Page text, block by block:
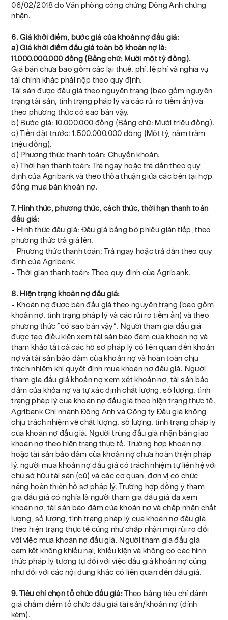
06/02/2018 do Văn phòng công chứng Đông Anh chứng
nhận.
6. Giá khởi điểm, bước giá của khoản nợ đấu giá:
a) Giá khởi điểm đấu giá toàn bộ khoản nợ là:
11.000.000.000 đồng (Bằng chữ: Mười một tỷ đồng).
Giá bán chưa bao gồm các lại thuế, phí, lệ phí và nghĩa vụ
tài chính khác phải nộp theo quy định.
Tài sản được đấu giá theo nguyên trạng (bao gồm nguyên
trạng tài sản, tình trạng pháp lý và các rủi ro tiềm ẩn) và
theo phương thức có sao bán vậy.
b) Bước giá: 10.000.000 đồng (Bằng chữ: Mười triệu đồng).
c) Tiền đặt trước: 1.500.000.000 đồng (Một tỷ, năm trăm
triệu đồng).
d) Phương thức thanh toán: Chuyển khoản.
e) Thời hạn thanh toán: Trả ngay hoặc trả dần theo quy
định của Agribank và theo thỏa thuận giữa các bên tại hợp
đồng mua bán khoản nợ.
7. Hình thức, phương thức, cách thức, thời hạn thanh toán
đấu giá:
- Hình thức đấu giá: Đấu giá bằng bỏ phiếu gián tiếp, theo
phương thức trả giá lên.
- Phương thức thanh toán: Trả ngay hoặc trả dần theo quy
định của Agribank.
- Thời gian thanh toán: Theo quy định của Agribank.
8. Hiện trạng khoản nợ đấu giá:
- Khoản nợ được bán đấu giá theo nguyên trạng (bao gồm
khoản nợ, tình trạng pháp lý và các rủi ro tiềm ẩn) và theo
phương thức “có sao bán vậy”. Người tham gia đấu giá
được tạo điều kiện xem tài sản bảo đảm của khoản nợ và
tham khảo tất cả các hồ sơ pháp lý có liên quan đến khoản
nợ và tài sản bảo đảm của khoản nợ và hoàn toàn chịu
trách nhiệm khi quyết định mua khoản nợ đấu giá. Người
tham gia đấu giá khoản nợ xem xét khoản nợ, tài sản bảo
đảm của khỏa nợ và tự xác định chất lượng, số lượng, tình
trạng pháp lý của khoản nợ đấu giá theo hiện trạng thực tế.
Agribank Chi nhánh Đông Anh và Công ty Đấu giá không
chịu trách nhiệm về chất lượng, số lượng, tình trạng pháp lý
của khoản nợ đấu giá. Người trúng đấu giá nhận bàn giao
khoản nợ theo hiện trạng thực tế. Trường hợp khoản nợ
hoặc tài sản bảo đảm của khoản nợ chưa hoàn thiện pháp
lý, người mua khoản nợ đấu giá có trách nhiệm tự liên hệ với
chủ sở hữu tài sản (cũ) và các cơ quan, đơn vị có chức
năng hoàn thiện hồ sơ pháp lý. Trường hợp đồng ý tham
gia đấu giá có nghĩa là người tham gia đấu giá đã xem
khoản nợ, tài sản bảo đảm của khoản nợ và chấp nhận chất
lượng, số lượng, tình trạng pháp lý của khoản nợ đấu giá
theo hiện trạng thực tế cũng như chấp nhận mọi rủi ro đối
với việc mua khoản nợ đấu giá. Người tham gia đấu giá
cam kết không khiếu nại, khiếu kiện và không có các hình
thức pháp lý tương tự đối với việc đấu giá khoản nợ cũng
như đối với các nội dung khác có liên quan đến đấu giá.
9. Tiêu chí chọn tổ chức đấu giá:Theo bảng tiêu chí đánh
giá chấm điểm tổ chức đấu giá tài sản/khoản nợ (đính
kèm).